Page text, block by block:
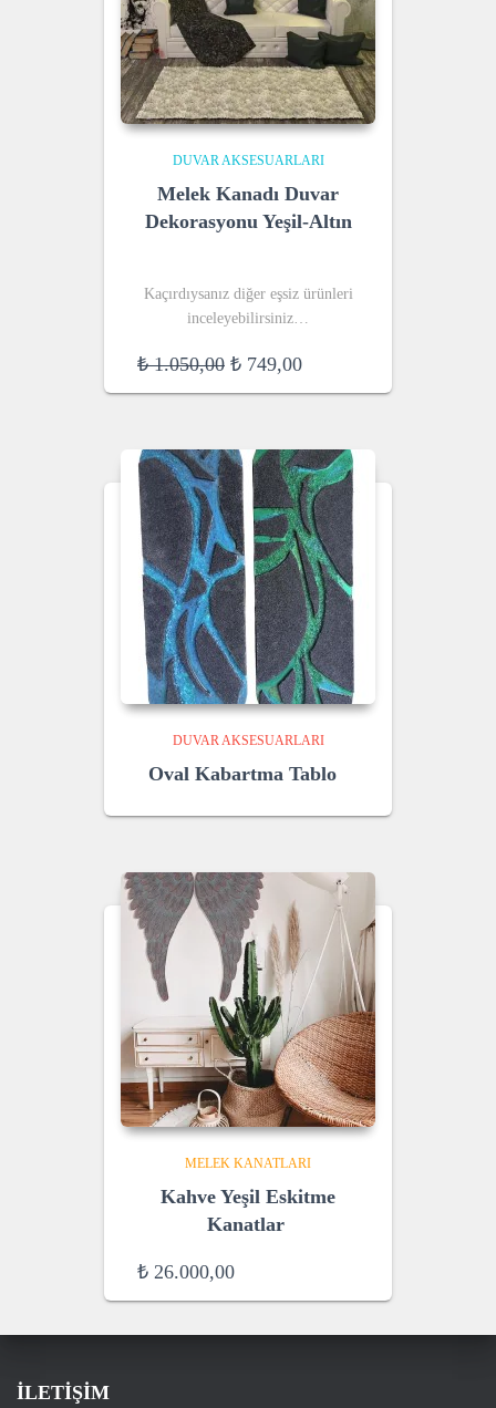
DUVAR AKSESUARLARI
Melek Kanadı Duvar
Dekorasyonu Yeşil-Altın
Kaçırdıysanız diğer eşsiz ürünleri
inceleyebilirsiniz…
₺1.050,00 Original
₺ 749,00Current
DUVAR AKSESUARLARI
Oval Kabartma Tablo
MELEK KANATLARI
Kahve Yeşil Eskitme
Kanatlar
₺ 26.000,00
İLETİŞİM